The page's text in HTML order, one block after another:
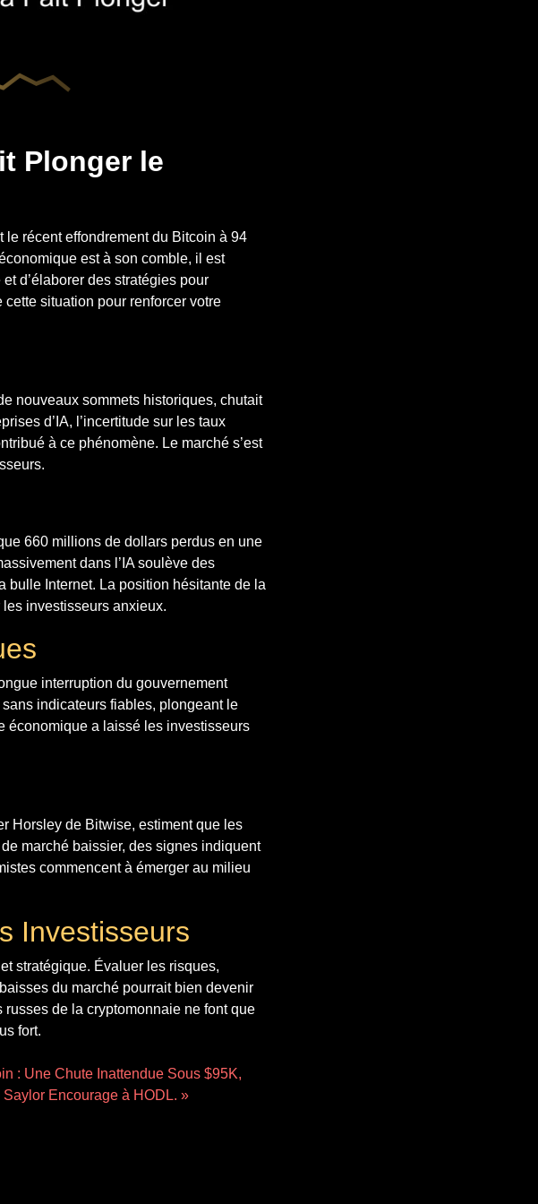
Plonger le
le récent effondrement du Bitcoin à 94
est à son comble, il est
d’élaborer des stratégies pour
situation pour renforcer votre
nouveaux sommets historiques, chutait
d’IA, l’incertitude sur les taux
à ce phénomène. Le marché s’est
660 millions de dollars perdus en une
dans l’IA soulève des
bulle Internet. La position hésitante de la
les investisseurs anxieux.
interruption du gouvernement
indicateurs fiables, plongeant le
économique a laissé les investisseurs
Horsley de Bitwise, estiment que les
marché baissier, des signes indiquent
commencent à émerger au milieu
Investisseurs
stratégique. Évaluer les risques,
du marché pourrait bien devenir
de la cryptomonnaie ne font que
fort.
: Une Chute Inattendue Sous $95K,
Saylor Encourage à HODL. »